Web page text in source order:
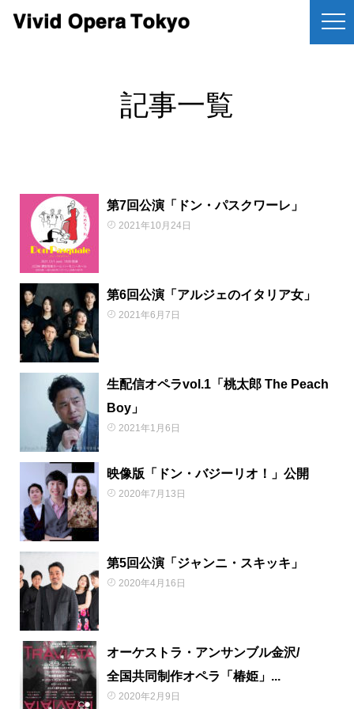
記事一覧
第7回公演「ドン・パスクワーレ」
2021年10月24日
第6回公演「アルジェのイタリア女」
2021年6月7日
生配信オペラvol.1「桃太郎 The Peach
Boy」
2021年1月6日
映像版「ドン・バジーリオ！」公開
2020年7月13日
第5回公演「ジャンニ・スキッキ」
2020年4月16日
オーケストラ・アンサンブル金沢/
全国共同制作オペラ「椿姫」...
2020年2月9日